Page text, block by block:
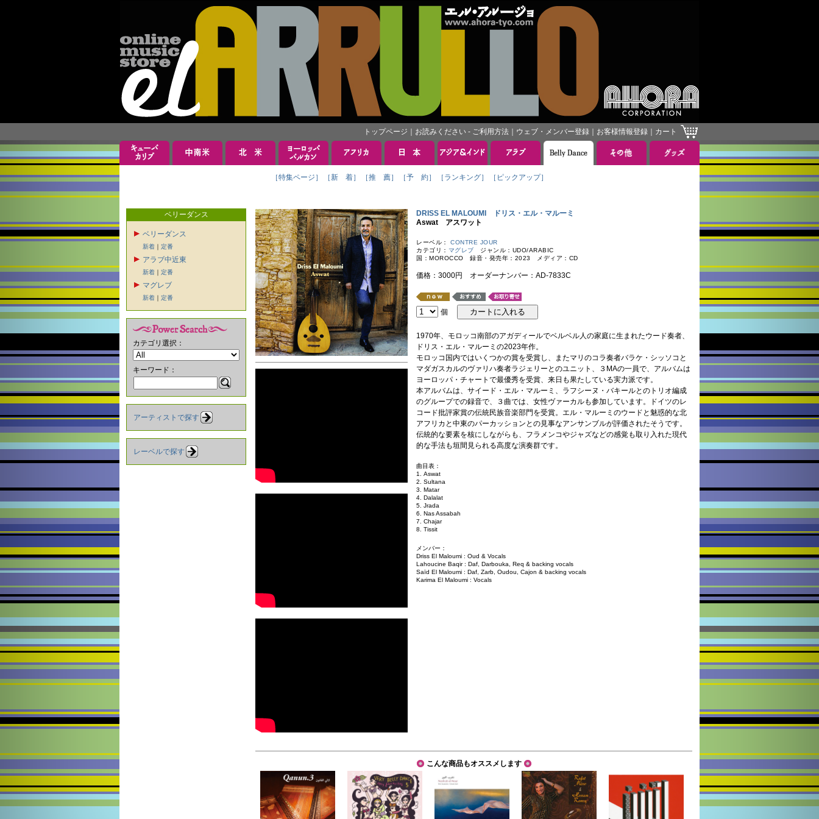
トップページ お読みください - ご利用方法 ウェブ・メンバー登録 お客様情報登録 カート
［特集ページ］ ［新 着］ ［推 薦］ ［予 約］ ［ランキング］ ［ピックアップ］
ベリーダンス
ベリーダンス
新着 ｜ 定番
アラブ中近東
新着 ｜ 定番
マグレブ
新着 ｜ 定番
カテゴリ選択：
キーワード：
アーティストで探す
レーベルで探す
DRISS EL MALOUMI ドリス・エル・マルーミ
Aswat アスワット
レーベル： CONTRE JOUR
カテゴリ： マグレブ ジャンル：UDO/ARABIC
国：MOROCCO 録音・発売年：2023 メディア：CD
価格：3000円 オーダーナンバー：AD-7833C
個
1970年、モロッコ南部のアガディールでベルベル人の家庭に生まれたウード奏者、
ドリス・エル・マルーミの2023年作。
モロッコ国内ではいくつかの賞を受賞し、またマリのコラ奏者バラケ・シッソコと
マダガスカルのヴァリハ奏者ラジェリーとのユニット、３MAの一員で、アルバムは
ヨーロッパ・チャートで最優秀を受賞、来日も果たしている実力派です。
本アルバムは、サイード・エル・マルーミ、ラフシーヌ・バキールとのトリオ編成
のグループでの録音で、３曲では、女性ヴァーカルも参加しています。ドイツのレ
コード批評家賞の伝統民族音楽部門を受賞。エル・マルーミのウードと魅惑的な北
アフリカと中東のパーカッションとの見事なアンサンブルが評価されたそうです。
伝統的な要素を核にしながらも、フラメンコやジャズなどの感覚も取り入れた現代
的な手法も垣間見られる高度な演奏群です。
曲目表：
1. Aswat
2. Sultana
3. Matar
4. Dalalat
5. Jrada
6. Nas Assabah
7. Chajar
8. Tissit
メンバー：
Driss El Maloumi : Oud & Vocals
Lahoucine Baqir : Daf, Darbouka, Req & backing vocals
Saïd El Maloumi : Daf, Zarb, Oudou, Cajon & backing vocals
Karima El Maloumi : Vocals
こんな商品もオススメします